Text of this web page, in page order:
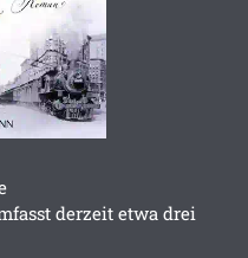
derzeit etwa drei